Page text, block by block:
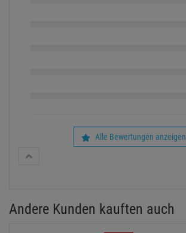
Alle Bewertungen anzeigen
Andere Kunden kauften auch